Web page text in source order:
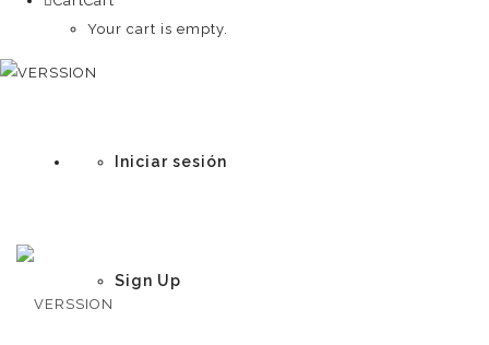
Your cart is empty.
Iniciar sesión
Sign Up